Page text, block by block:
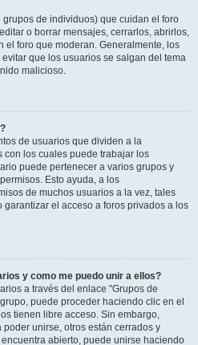
de individuos) que cuidan el foro
o borrar mensajes, cerrarlos, abrirlos,
el foro que moderan. Generalmente, los
que los usuarios se salgan del tema
malicioso.
de usuarios que dividen a la
los cuales puede trabajar los
puede pertenecer a varios grupos y
Esto ayuda, a los
de muchos usuarios a la vez, tales
garantizar el acceso a foros privados a los
y como me puedo unir a ellos?
a través del enlace "Grupos de
puede proceder haciendo clic en el
tienen libre acceso. Sin embargo,
unirse, otros están cerrados y
abierto, puede unirse haciendo